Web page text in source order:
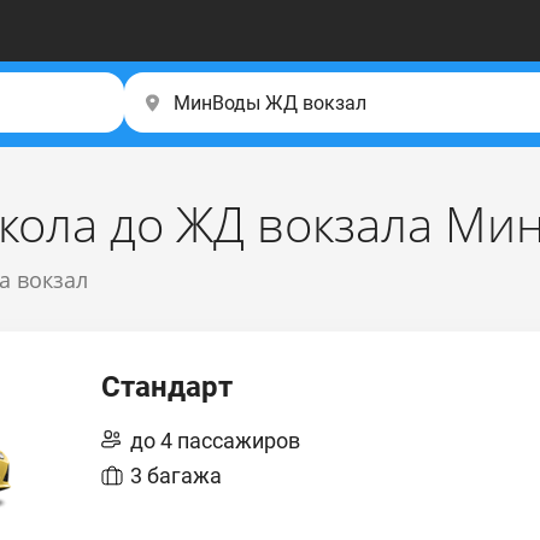
до ЖД вокзала
вокзал
Стандарт
до 4 пассажиров
3 багажа